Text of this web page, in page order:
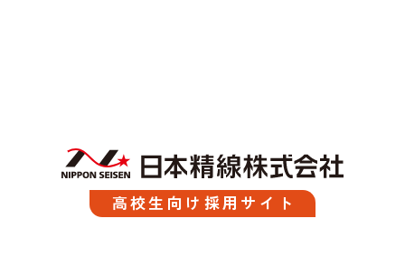
高校生向け採用サイト